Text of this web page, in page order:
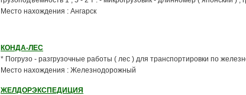
Место нахождения : Ангарск
КОНДА-ЛЕС
* Погрузо - разгрузочные работы ( лес ) для транспортировки по
Место нахождения : Железнодорожный
ЖЕЛДОРЭКСПЕДИЦИЯ